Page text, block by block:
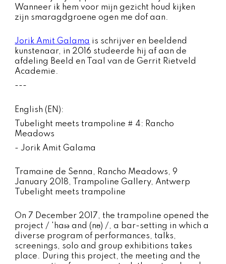
Wanneer ik hem voor mijn gezicht houd kijken
zijn smaragdgroene ogen me dof aan.
Jorik Amit Galama is schrijver en beeldend
kunstenaar, in 2016 studeerde hij af aan de
afdeling Beeld en Taal van de Gerrit Rietveld
Academie.
---
English (EN):
Tubelight meets trampoline # 4: Rancho
Meadows
- Jorik Amit Galama
Tramaine de Senna, Rancho Meadows, 9
January 2018, Trampoline Gallery, Antwerp
Tubelight meets trampoline
On 7 December 2017, the trampoline opened the
project / 'haɪə and (nʊ) /, a bar-setting in which a
diverse program of performances, talks,
screenings, solo and group exhibitions takes
place. During this project, the meeting and the